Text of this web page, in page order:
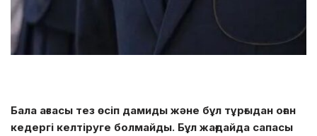
Бала ағзасы тез өсіп дамиды және бұл тұрғыдан оған
кедергі келтіруге болмайды. Бұл жағдайда сапасы